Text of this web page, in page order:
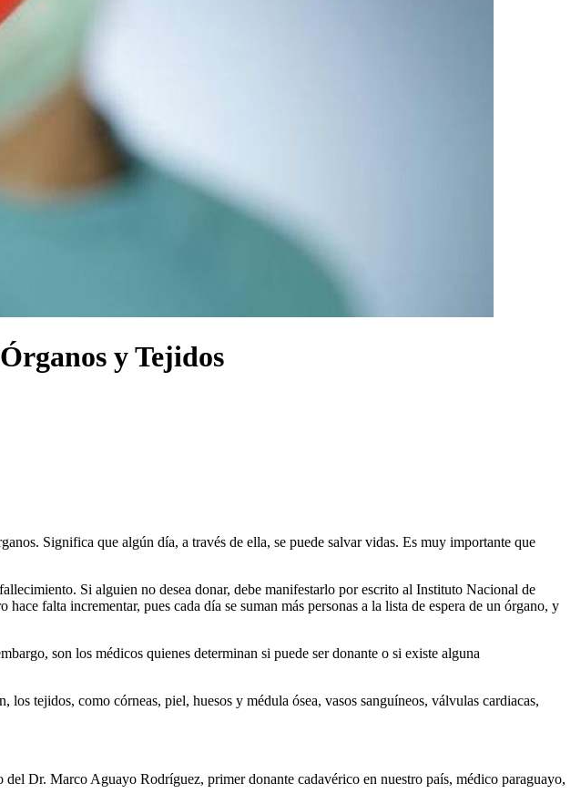
y Tejidos
Significa que algún día, a través de ella, se puede salvar vidas. Es muy importante que
Si alguien no desea donar, debe manifestarlo por escrito al Instituto Nacional de
falta incrementar, pues cada día se suman más personas a la lista de espera de un órgano, y
son los médicos quienes determinan si puede ser donante o si existe alguna
tejidos, como córneas, piel, huesos y médula ósea, vasos sanguíneos, válvulas cardiacas,
Dr. Marco Aguayo Rodríguez, primer donante cadavérico en nuestro país, médico paraguayo,